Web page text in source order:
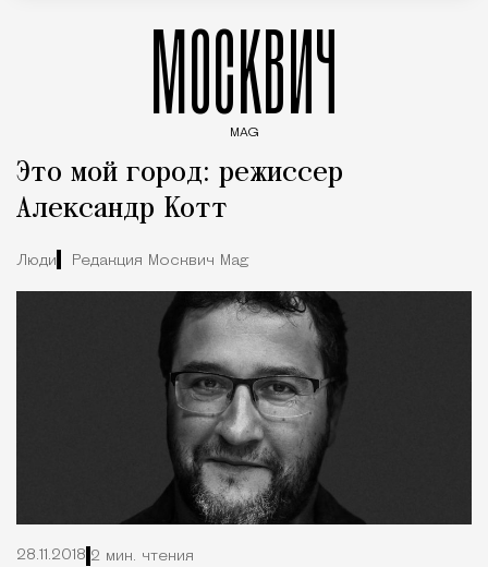
МОСКВИЧ
MAG
Это мой город: режиссер
Александр Котт
Люди Редакция Москвич Mag
28.11.2018 2 мин. чтения